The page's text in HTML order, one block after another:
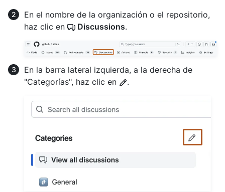
En el nombre de la organización o el repositorio,
haz clic en
Discussions.
En la barra lateral izquierda, a la derecha de
"Categorías", haz clic en
.